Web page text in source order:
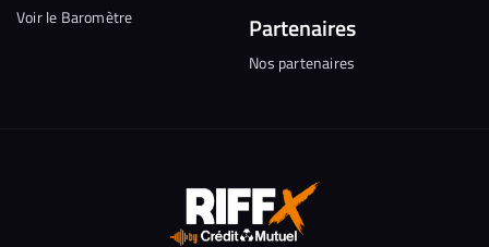
Voir le Baromètre Partenaires
Nos partenaires